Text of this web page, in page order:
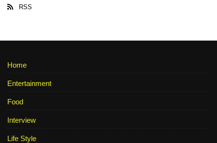
RSS
Home
Entertainment
Food
Interview
Life Style